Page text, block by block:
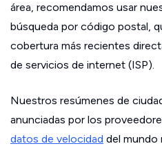
área, recomendamos usar
búsqueda por código postal,
cobertura más recientes
de servicios de internet (ISP).
Nuestros resúmenes de
anunciadas por los
datos de velocidad del mundo